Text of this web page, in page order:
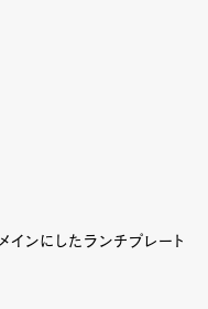
ンにしたランチプレート